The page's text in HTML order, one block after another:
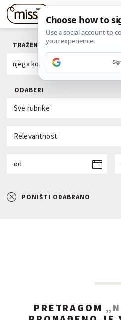
TRAŽENI POJAM
ODABERI
Sve rubrike
Relevantnost
od
PONIŠTI ODABRANO
PRETRAGOM